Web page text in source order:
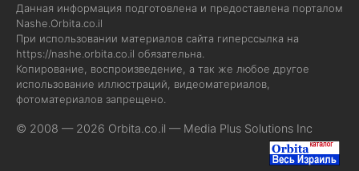
Данная информация подготовлена и предоставлена порталом
Nashe.Orbita.co.il
При использовании материалов сайта гиперссылка на
https://nashe.orbita.co.il обязательна.
Копирование, воспроизведение, а так же любое другое
использование иллюстраций, видеоматериалов,
фотоматериалов запрещено.
© 2008 — 2026 Orbita.co.il — Media Plus Solutions Inc